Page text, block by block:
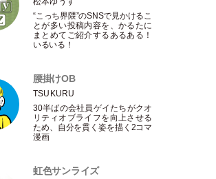
“こっち界隈”のSNSで見かけるこ
とが多い投稿内容を、かるたに
まとめてご紹介するあるある！
いるいる！
腰掛けOB
TSUKURU
30半ばの会社員ゲイたちがクオ
リティオブライフを向上させる
ため、自分を貫く姿を描く2コマ
漫画
虹色サンライズ